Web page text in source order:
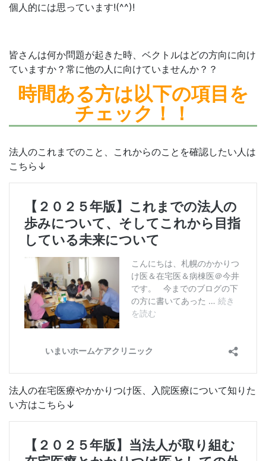
個人的には思っています!(^^)!
皆さんは何か問題が起きた時、ベクトルはどの方向に向け
ていますか？常に他の人に向けていませんか？？
時間ある方は以下の項目を
チェック！！
法人のこれまでのこと、これからのことを確認したい人は
こちら↓
法人の在宅医療やかかりつけ医、入院医療について知りた
い方はこちら↓